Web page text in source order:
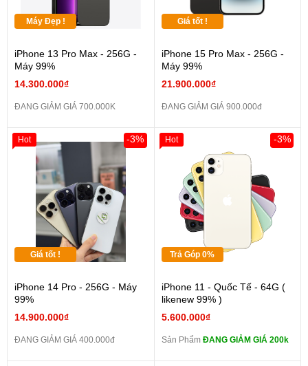
Máy Đẹp !
iPhone 13 Pro Max - 256G -
Máy 99%
14.300.000₫
ĐANG GIẢM GIÁ 700.000K
Giá tốt !
iPhone 15 Pro Max - 256G -
Máy 99%
21.900.000₫
ĐANG GIẢM GIÁ 900.000đ
Giá tốt !
iPhone 14 Pro - 256G - Máy
99%
14.900.000₫
-3%
ĐANG GIẢM GIÁ 400.000đ
Hot
Trả Góp 0%
iPhone 11 - Quốc Tế - 64G (
likenew 99% )
5.600.000₫
-3%
Sản Phẩm ĐANG GIẢM GIÁ 200k
Hot